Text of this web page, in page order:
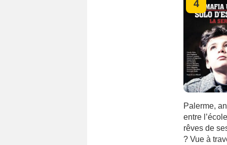
4
Palerme,
entre
rêves de
? Vue à